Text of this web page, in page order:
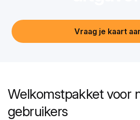
Vraag je kaart
Welkomstpakket voor
gebruikers